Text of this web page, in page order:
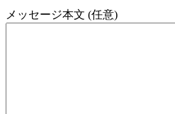
メッセージ本文 (任意)